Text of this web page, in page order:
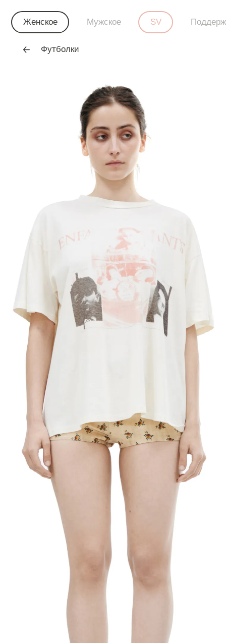
Женское Мужское SV
Футболки